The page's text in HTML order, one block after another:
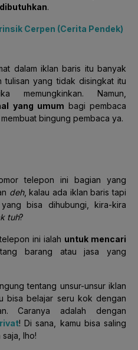
.
Cerpen (Cerita Pendek)
dalam iklan baris itu banyak
tulisan yang tidak disingkat itu
Namun,
yang umum bagi pembaca
bingung pembaca ya.
telepon ini bagian yang
deh, kalau ada iklan baris tapi
bisa dihubungi, kira-kira
tuh?
ini ialah untuk mencari
barang atau jasa yang
tentang unsur-unsur iklan
bisa belajar seru kok dengan
Caranya adalah dengan
! Di sana, kamu bisa saling
lho!